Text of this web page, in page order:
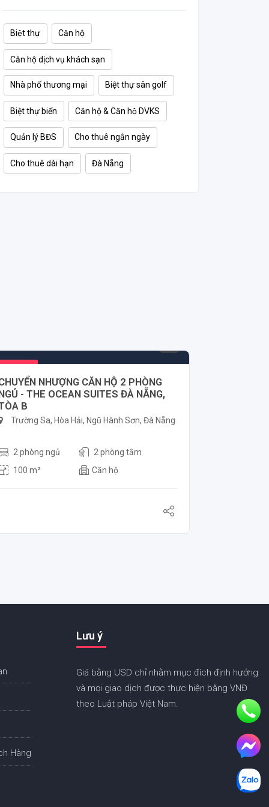
Biệt thự Căn hộ
Căn hộ dịch vụ khách sạn
Nhà phố thương mại Biệt thự sân golf
Biệt thự biển Căn hộ & Căn hộ DVKS
Quản lý BĐS Cho thuê ngắn ngày
Cho thuê dài hạn Đà Nẵng
NHƯỢNG CĂN HỘ 2 PHÒNG
- THE OCEAN SUITES ĐÀ NẴNG,
B
Trường Sa, Hòa Hải, Ngũ Hành Sơn, Đà Nẵng
2 phòng ngủ
2 phòng tắm
100 m²
Căn hộ
Hàng
Lưu ý
Giá bằng USD chỉ nhằm mục đích định hướng
và mọi giao dịch được thực hiện bằng VNĐ
theo Luật pháp Việt Nam.